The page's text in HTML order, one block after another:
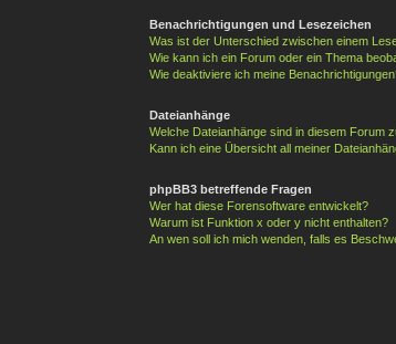
Benachrichtigungen und Lesezeichen
Was ist der Unterschied zwischen einem
Wie kann ich ein Forum oder ein Thema
Wie deaktiviere ich meine
Dateianhänge
Welche Dateianhänge sind in diesem Forum
Kann ich eine Übersicht all meiner
phpBB3 betreffende Fragen
Wer hat diese Forensoftware entwickelt?
Warum ist Funktion x oder y nicht enthalten?
An wen soll ich mich wenden, falls es